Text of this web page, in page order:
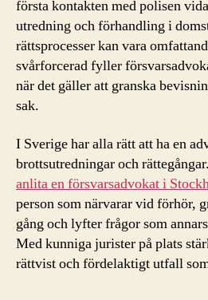
första kontakten med polisen
utredning och förhandling i
rättsprocesser kan vara
svårforcerad fyller
när det gäller att granska
sak.
I Sverige har alla rätt att ha en
brottsutredningar och
anlita en försvarsadvokat i
person som närvarar vid förhör,
gång och lyfter frågor som
Med kunniga jurister på plats
rättvist och fördelaktigt utfall